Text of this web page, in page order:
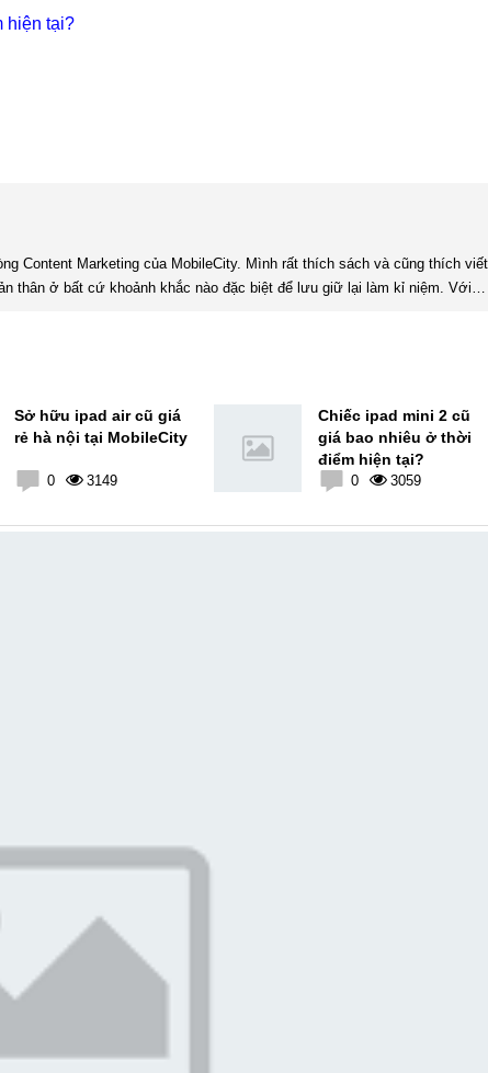
hiện tại?
thân ở bất cứ khoảnh khắc nào đặc biệt để lưu giữ lại làm kỉ niệm. Với
Sở hữu ipad air cũ giá
rẻ hà nội tại MobileCity
0 3149
Chiếc ipad mini 2 cũ
giá bao nhiêu ở thời
điểm hiện tại?
0 3059